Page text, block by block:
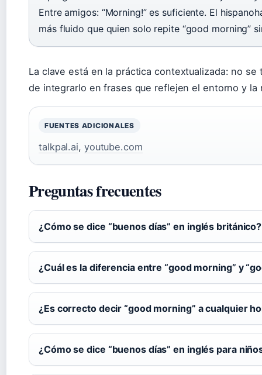
Entre amigos: “Morning!” es suficiente. El
más fluido que quien solo repite “good morning”
La clave está en la práctica contextualizada: no se
de integrarlo en frases que reflejen el entorno y la
FUENTES ADICIONALES
talkpal.ai, youtube.com
Preguntas frecuentes
¿Cómo se dice “buenos días” en inglés británico?
¿Cuál es la diferencia entre “good morning” y
¿Es correcto decir “good morning” a cualquier
¿Cómo se dice “buenos días” en inglés para